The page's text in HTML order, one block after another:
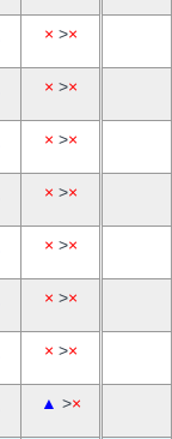
× >×
× >×
× >×
× >×
× >×
× >×
× >×
▲ >×